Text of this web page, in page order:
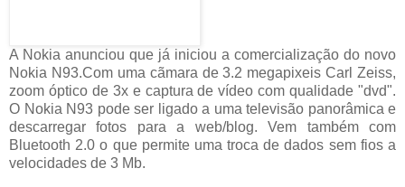
A Nokia anunciou que já iniciou a comercialização do novo
Nokia N93.Com uma cãmara de 3.2 megapixeis Carl Zeiss,
zoom óptico de 3x e captura de vídeo com qualidade "dvd".
O Nokia N93 pode ser ligado a uma televisão panorâmica e
descarregar fotos para a web/blog. Vem também com
Bluetooth 2.0 o que permite uma troca de dados sem fios a
velocidades de 3 Mb.